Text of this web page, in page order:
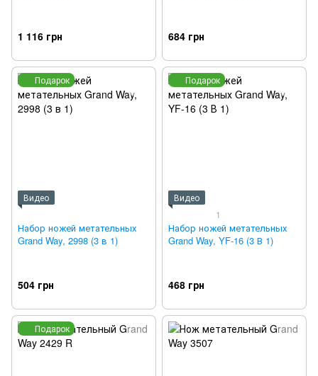
1 116 грн 684 грн
Подарок
Видео
Набор ножей метательных
Grand Way, 2998 (3 в 1)
504 грн
Подарок
Видео
1
Набор ножей метательных
Grand Way, YF-16 (3 В 1)
468 грн
Подарок